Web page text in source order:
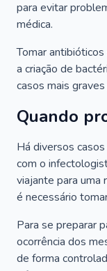
para evitar
médica.
Tomar
a criação de
casos mais
Quando
Há diversos
com o
viajante para uma
é necessário
Para se preparar
ocorrência dos
de forma